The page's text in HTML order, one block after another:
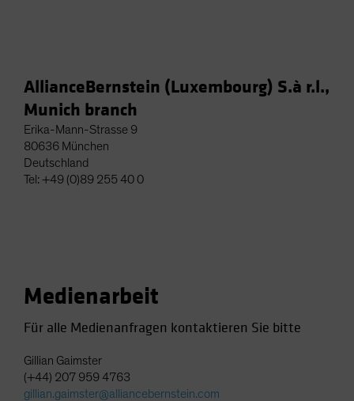
AllianceBernstein (Luxembourg) S.à r.l.,
Munich branch
Erika-Mann-Strasse 9
80636 München
Deutschland
Tel: +49 (0)89 255 40 0
Medienarbeit
Für alle Medienanfragen kontaktieren Sie bitte
Gillian Gaimster
(+44) 207 959 4763
gillian.gaimster@alliancebernstein.com